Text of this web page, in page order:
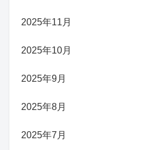
2025年11月
2025年10月
2025年9月
2025年8月
2025年7月